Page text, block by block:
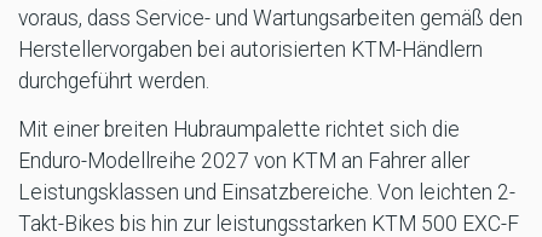
voraus, dass Service- und Wartungsarbeiten gemäß den
Herstellervorgaben bei autorisierten KTM-Händlern
durchgeführt werden.
Mit einer breiten Hubraumpalette richtet sich die
Enduro-Modellreihe 2027 von KTM an Fahrer aller
Leistungsklassen und Einsatzbereiche. Von leichten 2-
Takt-Bikes bis hin zur leistungsstarken KTM 500 EXC-F